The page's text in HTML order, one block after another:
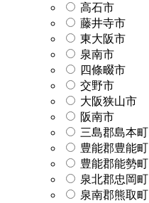
高石市
藤井寺市
東大阪市
泉南市
四條畷市
交野市
大阪狭山市
阪南市
三島郡島本町
豊能郡豊能町
豊能郡能勢町
泉北郡忠岡町
泉南郡熊取町